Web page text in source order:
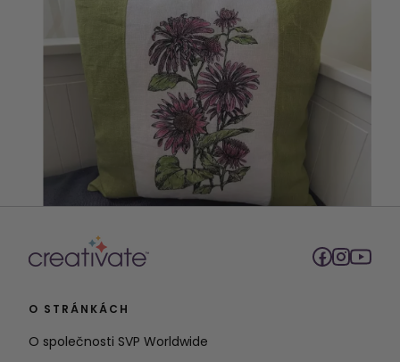
O STRÁNKÁCH
O společnosti SVP Worldwide